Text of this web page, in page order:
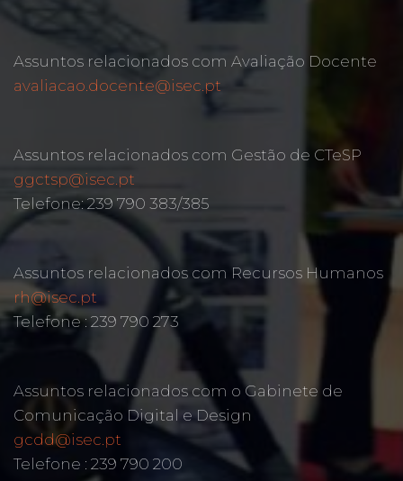
Assuntos relacionados com Avaliação Docente
avaliacao.docente@isec.pt
Assuntos relacionados com Gestão de CTeSP
ggctsp@isec.pt
Telefone: 239 790 383/385
Assuntos relacionados com Recursos Humanos
rh@isec.pt
Telefone : 239 790 273
Assuntos relacionados com o Gabinete de
Comunicação Digital e Design
gcdd@isec.pt
Telefone : 239 790 200